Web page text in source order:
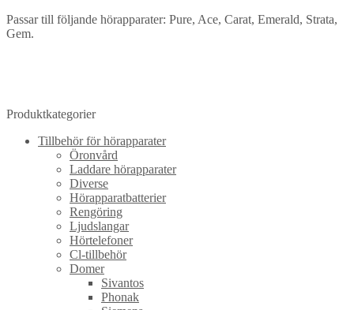
Passar till följande hörapparater: Pure, Ace, Carat, Emerald, Strata,
Gem.
Produktkategorier
Tillbehör för hörapparater
Öronvård
Laddare hörapparater
Diverse
Hörapparatbatterier
Rengöring
Ljudslangar
Hörtelefoner
Cl-tillbehör
Domer
Sivantos
Phonak